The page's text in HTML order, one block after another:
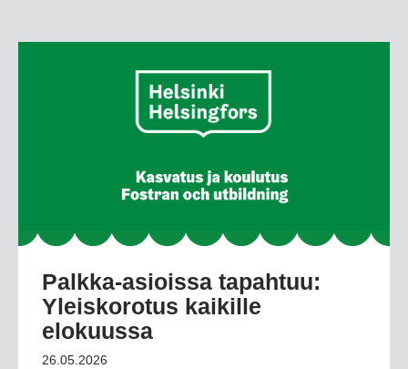
Palkka-asioissa tapahtuu:
Yleiskorotus kaikille
elokuussa
26.05.2026